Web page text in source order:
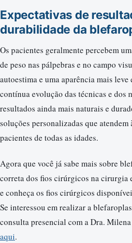
Expectativas de
durabilidade da
Os pacientes geralmente percebem
de peso nas pálpebras e no campo
autoestima e uma aparência mais
contínua evolução das técnicas e dos
resultados ainda mais naturais e
soluções personalizadas que atendem
pacientes de todas as idades.
Agora que você já sabe mais sobre
correta dos fios cirúrgicos na cirurgia
e conheça os fios cirúrgicos
Se interessou em realizar a
consulta presencial com a Dra.
aqui.